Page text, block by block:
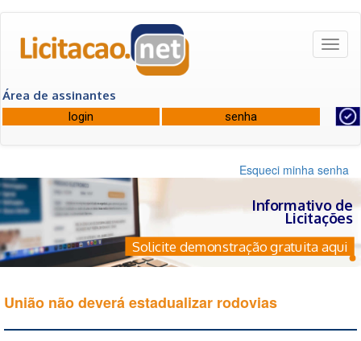
Área de assinantes
Esqueci minha senha
Informativo de
Licitações
Solicite demonstração gratuita aqui
União não deverá estadualizar rodovias